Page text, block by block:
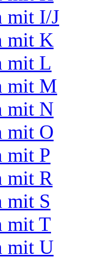
mit I/J
mit K
mit L
mit M
mit N
mit O
mit P
mit R
mit S
mit T
mit U